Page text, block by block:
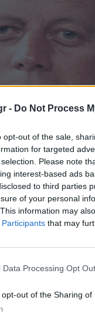
- Do Not Process
opt-out of the sale,
for targeted
Please note
interest-based ads
to third parties
of your personal
information may
that may
Data Processing Opt
out of the Sharing of